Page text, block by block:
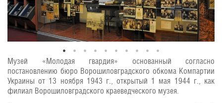
Музей «Молодая гвардия» основанный согласно
постановлению бюро Ворошиловградского обкома Компартии
Украины от 13 ноября 1943 г., открытый 1 мая 1944 г., как
филиал Ворошиловградского краеведческого музея.